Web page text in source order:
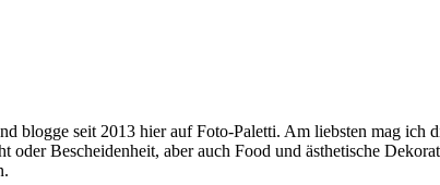
blogge seit 2013 hier auf Foto-Paletti. Am liebsten mag ich
oder Bescheidenheit, aber auch Food und ästhetische